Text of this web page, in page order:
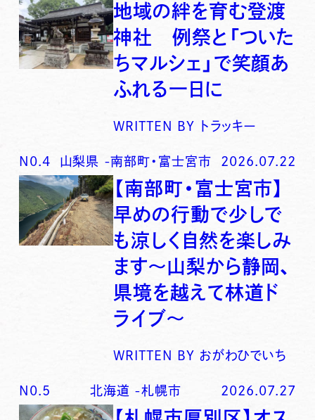
地域の絆を育む登渡
神社 例祭と「ついた
ちマルシェ」で笑顔あ
ふれる一日に
WRITTEN BY トラッキー
N0. 4 山梨県 -南部町・富士宮市 2026.07.22
【南部町・富士宮市】
早めの行動で少しで
も涼しく自然を楽しみ
ます〜山梨から静岡、
県境を越えて林道ド
ライブ〜
WRITTEN BY おがわひでいち
N0. 5 北海道 -札幌市 2026.07.27